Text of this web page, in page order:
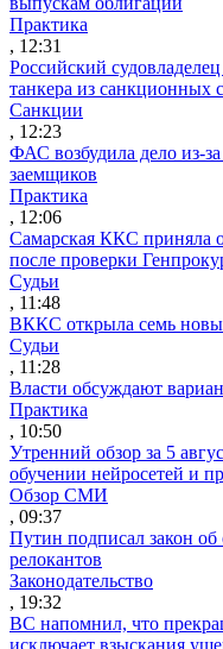
Практика
, 12:31
Российский
танкера из санкционных
Санкции
, 12:23
ФАС возбудила дело из-
заемщиков
Практика
, 12:06
Самарская ККС приняла
после проверки
Судьи
, 11:48
ВККС открыла семь
Судьи
, 11:28
Власти обсуждают
Практика
, 10:50
Утренний обзор за 5
обучении нейросетей и
Обзор СМИ
, 09:37
Путин подписал закон
релокантов
Законодательство
, 19:32
ВС напомнил, что